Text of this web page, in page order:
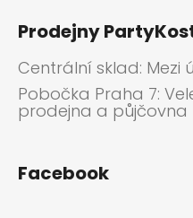
Prodejny
Centrální sklad: Mezi
Pobočka Praha 7:
prodejna a půjčovna
Facebook